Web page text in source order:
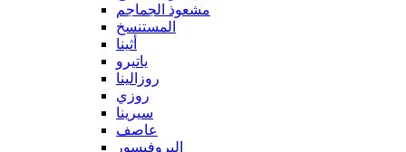
مشعوذ الجماجم
المستنسخ
أثينا
ياتيرو
روزالينا
روزي
سيرينا
عاصف
البروفيسور